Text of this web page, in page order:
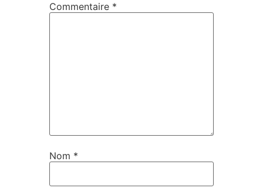
Commentaire *
Nom *